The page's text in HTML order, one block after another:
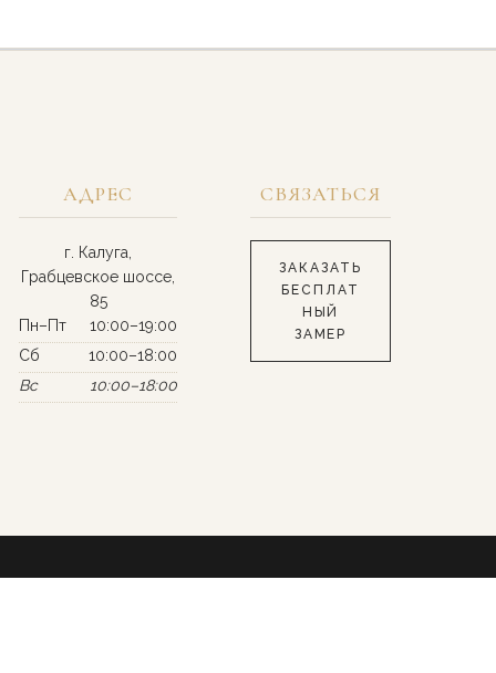
АДРЕС
г. Калуга,
Грабцевское шоссе,
85
Пн–Пт
10:00–19:00
Сб
10:00–18:00
Вс
10:00–18:00
СВЯЗАТЬСЯ
ЗАКАЗАТЬ
БЕСПЛАТ
НЫЙ
ЗАМЕР